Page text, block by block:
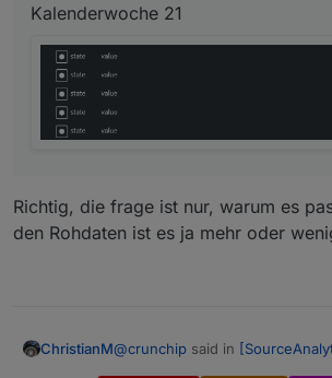
Kalenderwoche 21
Richtig, die frage ist nur, warum es
den Rohdaten ist es ja mehr oder
ChristianM@crunchip said in